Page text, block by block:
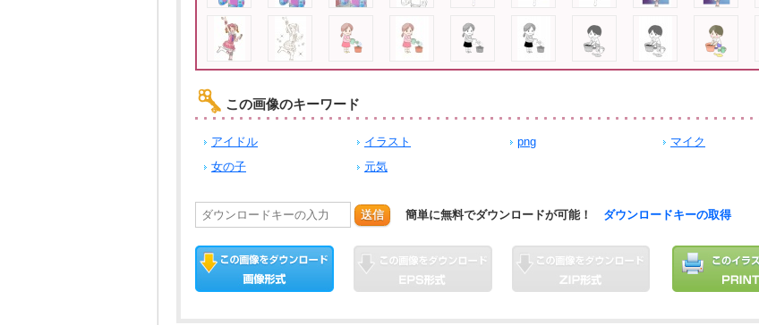
この画像のキーワード
アイドル イラスト png
マイク
女の子
元気
送信 簡単に無料でダウンロードが可能！ ダウンロードキーの取得